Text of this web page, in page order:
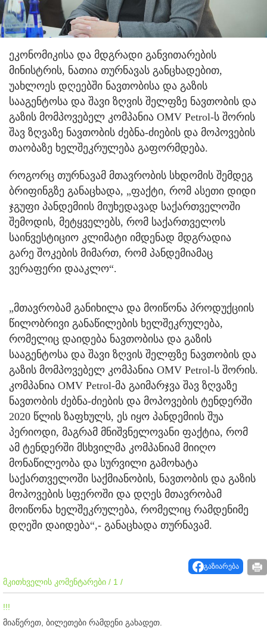
ეკონომიკისა და მდგრადი განვითარების
მინისტრის, ნათია თურნავას განცხადებით,
უახლოეს დღეებში ნავთობისა და გაზის
სააგენტოსა და შავი ზღვის შელფზე ნავთობის და
გაზის მომპოვებელ კომპანია OMV Petrol-ს შორის
შავ ზღვაზე ნავთობის ძებნა-ძიების და მოპოვების
თაობაზე ხელშეკრულება გაფორმდება.
როგორც თურნავამ მთავრობის სხდომის შემდეგ
ბრიფინგზე განაცხადა, „ფაქტი, რომ ასეთი დიდი
ჯგუფი პანდემიის მიუხედავად საქართველოში
შემოდის, მეტყველებს, რომ საქართველოს
საინვესტიციო კლიმატი იმდენად მდგრადია
გარე შოკების მიმართ, რომ პანდემიამაც
ვერაფერი დააკლო“.
„მთავრობამ განიხილა და მოიწონა პროდუქციის
წილობრივი განაწილების ხელშეკრულება,
რომელიც დაიდება ნავთობისა და გაზის
სააგენტოსა და შავი ზღვის შელფზე ნავთობის და
გაზის მომპოვებელ კომპანია OMV Petrol-ს შორის.
კომპანია OMV Petrol-მა გაიმარჯვა შავ ზღვაზე
ნავთობის ძებნა-ძიების და მოპოვების ტენდერში
2020 წლის ზაფხულს, ეს იყო პანდემიის შუა
პერიოდი, მაგრამ მნიშვნელოვანი ფაქტია, რომ
ამ ტენდერში მსხვილმა კომპანიამ მიიღო
მონაწილეობა და სურვილი გამოხატა
საქართველოში საქმიანობის, ნავთობის და გაზის
მოპოვების სფეროში და დღეს მთავრობამ
მოიწონა ხელშეკრულება, რომელიც რამდენიმე
დღეში დაიდება“,- განაცხადა თურნავამ.
გაზიარება
მკითხველის კომენტარები / 1 /
!!!
მიაწერეთ, ბილეთები რამდენი გახადეთ.